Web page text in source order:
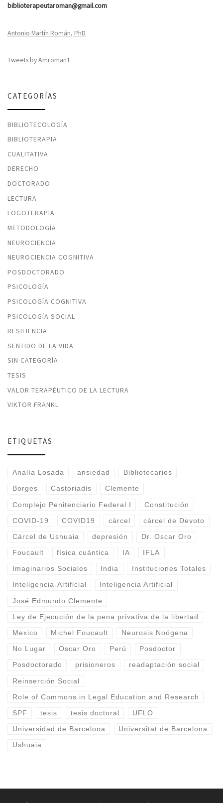
biblioterapeutaroman@gmail.com
Antonio Martín Román, PhD
Tweets by Amroman1
CATEGORÍAS
BIBLIOTECOLOGÍA
BIBLIOTERAPIA
CUALITATIVA
DERECHO
DOCTORADO
LECTURA
LOGOTERAPIA
METODOLOGÍA
NEUROCIENCIA
NEUROCIENCIA COGNITIVA
POSDOCTORADO
PSICOLOGÍA
PSICOLOGÍA COGNITIVA
PSICOLOGÍA SOCIAL
RESILIENCIA
SENTIDO DE LA VIDA
SIN CATEGORÍA
TESIS
VALOR TERAPÉUTICO DE LA LECTURA
VIKTOR FRANKL
ETIQUETAS
Analía Losada ansiedad Bibliotecarios
Borges Castoriadis Clemente
Complejo Penitenciario Federal I Constitución
COVID-19 COVID19 cárcel cárcel de Devoto
Cárcel de Ushuaia depresión Dr. Oscar Oro
Foucault física cuántica IA IFLA
Imaginarios Sociales India Instituciones Totales
Inteligencia-Artificial Inteligencia Artificial
José Edmundo Clemente
Ley de Ejecución de la pena privativa de la libertad
Mexico Michel Foucault Neurosis Noógena
No Lugar Oscar Oro Perú Posdoctor
Posdoctorado prisioneros readaptación social
Reinserción Social
Role of Commons in Legal Education and Research
SPF tesis tesis doctoral UFLO
Universidad de Barcelona Universitat de Barcelona
Ushuaia